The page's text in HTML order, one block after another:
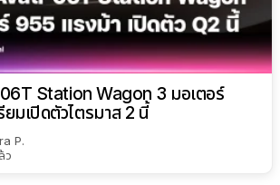
Station Wagon 3 มอเตอร์
ยมเปิดตัวไตรมาส 2 นี้
P.
ว